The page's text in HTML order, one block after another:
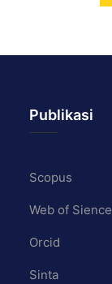
Publikasi
Scopus
Web of Sience
Orcid
Sinta